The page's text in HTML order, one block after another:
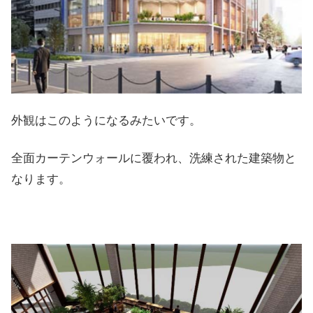
外観はこのようになるみたいです。
全面カーテンウォールに覆われ、洗練された建築物と
なります。